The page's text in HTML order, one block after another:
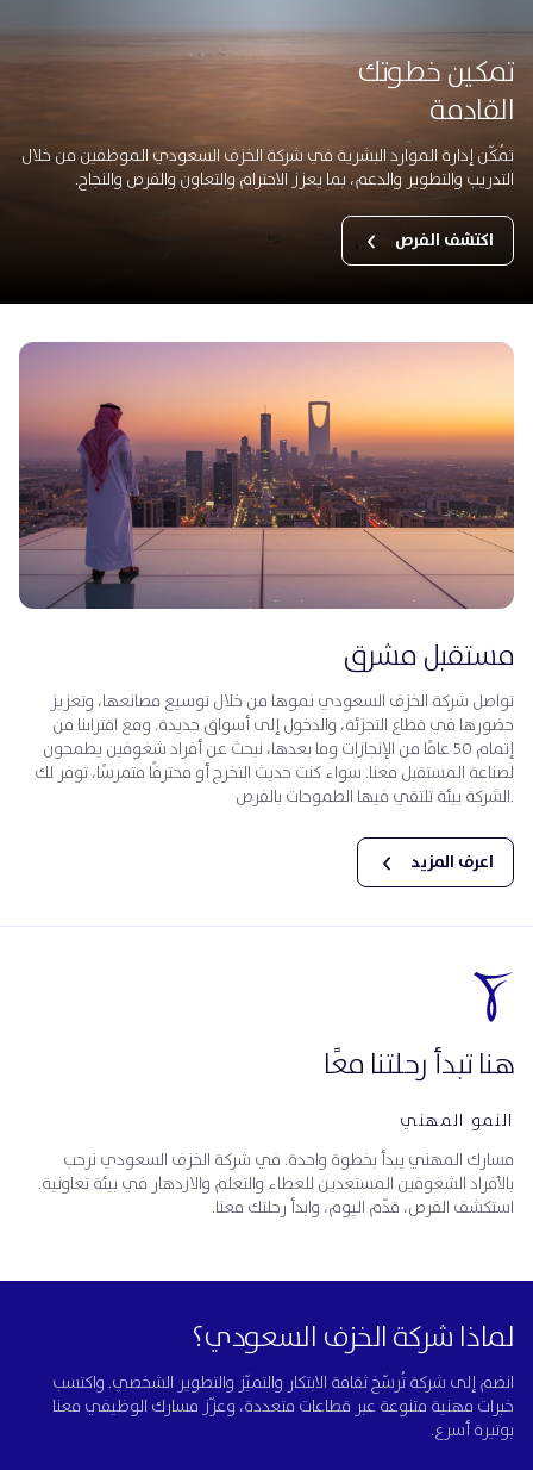
تمكين خطوتك
القادمة
تُمكّن إدارة الموارد البشرية في شركة الخزف السعودي الموظفين من خلال
التدريب والتطوير والدعم، بما يعزز الاحترام والتعاون والفرص والنجاح.
اكتشف الفرص
مستقبل مشرق
تواصل شركة الخزف السعودي نموها من خلال توسيع مصانعها، وتعزيز
حضورها في قطاع التجزئة، والدخول إلى أسواق جديدة. ومع اقترابنا من
إتمام 50 عامًا من الإنجازات وما بعدها، نبحث عن أفراد شغوفين يطمحون
لصناعة المستقبل معنا. سواء كنت حديث التخرج أو محترفًا متمرسًا، توفر لك
الشركة بيئة تلتقي فيها الطموحات بالفرص.
اعرف المزيد
هنا تبدأ رحلتنا معًا
النمو المهني
مسارك المهني يبدأ بخطوة واحدة. في شركة الخزف السعودي نرحب
بالأفراد الشغوفين المستعدين للعطاء والتعلم والازدهار في بيئة تعاونية.
استكشف الفرص، قدّم اليوم، وابدأ رحلتك معنا.
لماذا شركة الخزف السعودي؟
انضم إلى شركة تُرسّخ ثقافة الابتكار والتميّز والتطوير الشخصي. واكتسب
خبرات مهنية متنوعة عبر قطاعات متعددة، وعزّز مسارك الوظيفي معنا
بوتيرة أسرع.